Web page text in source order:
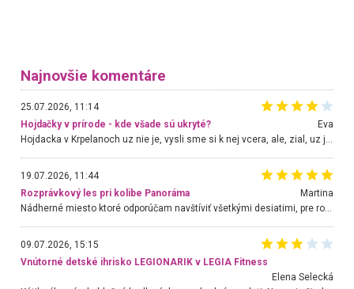
Najnovšie komentáre
25.07.2026, 11:14
Hojdačky v prírode - kde všade sú ukryté?
Eva
Hojdacka v Krpelanoch uz nie je, vysli sme si k nej vcera, ale, zial, uz je znicena. Ak sem planujete cestu len kvoli hojdacke, mozete si ju usetrit. Krasny vyhlad je tu vsak aj bez hojdacky :-)
19.07.2026, 11:44
Rozprávkový les pri kolibe Panoráma
Martina
Nádherné miesto ktoré odporúčam navštíviť všetkými desiatimi, pre rodiny s deťmi, dôchodcom... Proste a jednoducho ozaj rozprávkový les.. určite ešte prídeme. Odniesli sme si na pamiatku krásne tričká,
09.07.2026, 15:15
Vnútorné detské ihrisko LEGIONARIK v LEGIA Fitness
Elena Selecká